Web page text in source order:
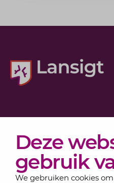
Deze
gebruik
We gebruiken cookies
Actueel
Over Lansigt
Contact